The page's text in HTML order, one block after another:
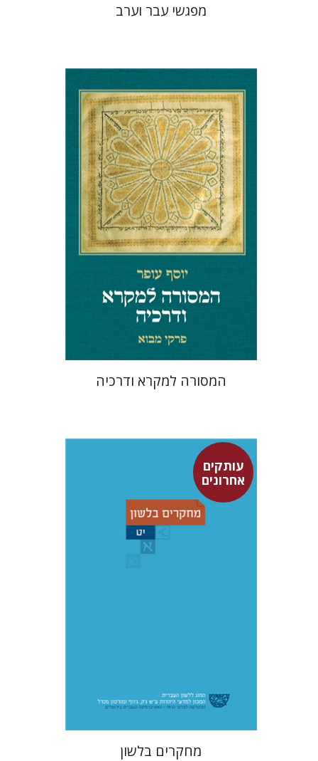
מפגשי עבר וערב
יוסף עופר
הנחת אתר ספר מודפס
$35
$32
המסורה למקרא ודרכיה
עותקים
אחרוניםיוחנן ברויאר
מחקרים בלשון